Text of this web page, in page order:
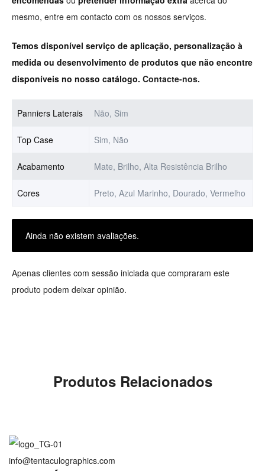
mesmo, entre em contacto com os nossos serviços.
Temos disponível serviço de aplicação, personalização à
medida ou desenvolvimento de produtos que não encontre
disponíveis no nosso catálogo. Contacte-nos.
Panniers Laterais Não, Sim
Top Case Sim, Não
Acabamento Mate, Brilho, Alta Resistência Brilho
Cores Preto, Azul Marinho, Dourado, Vermelho
Ainda não existem avaliações.
Apenas clientes com sessão iniciada que compraram este
produto podem deixar opinião.
Produtos Relacionados
info@tentaculographics.com